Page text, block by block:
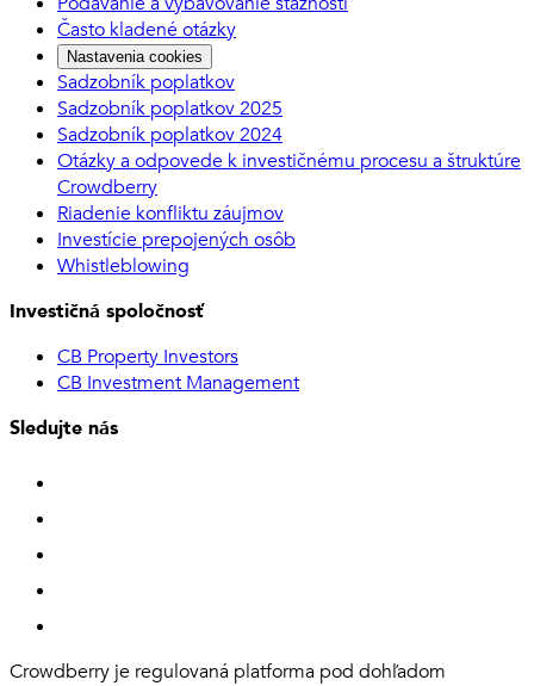
Často kladené otázky
Nastavenia cookies
Sadzobník poplatkov
Sadzobník poplatkov 2025
Sadzobník poplatkov 2024
Otázky a odpovede k investičnému procesu a štruktúre
Crowdberry
Riadenie konfliktu záujmov
Investície prepojených osôb
Whistleblowing
Investičná spoločnosť
CB Property Investors
CB Investment Management
Sledujte nás
Crowdberry je regulovaná platforma pod dohľadom